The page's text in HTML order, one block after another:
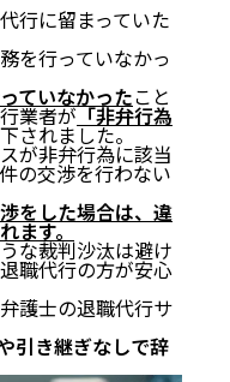
行に留まっていた
を行っていなかっ
ていなかったこと
業者が「非弁行為
されました。
が非弁行為に該当
の交渉を行わない
をした場合は、違
ます。
な裁判沙汰は避け
職代行の方が安心
護士の退職代行サ
引き継ぎなしで辞